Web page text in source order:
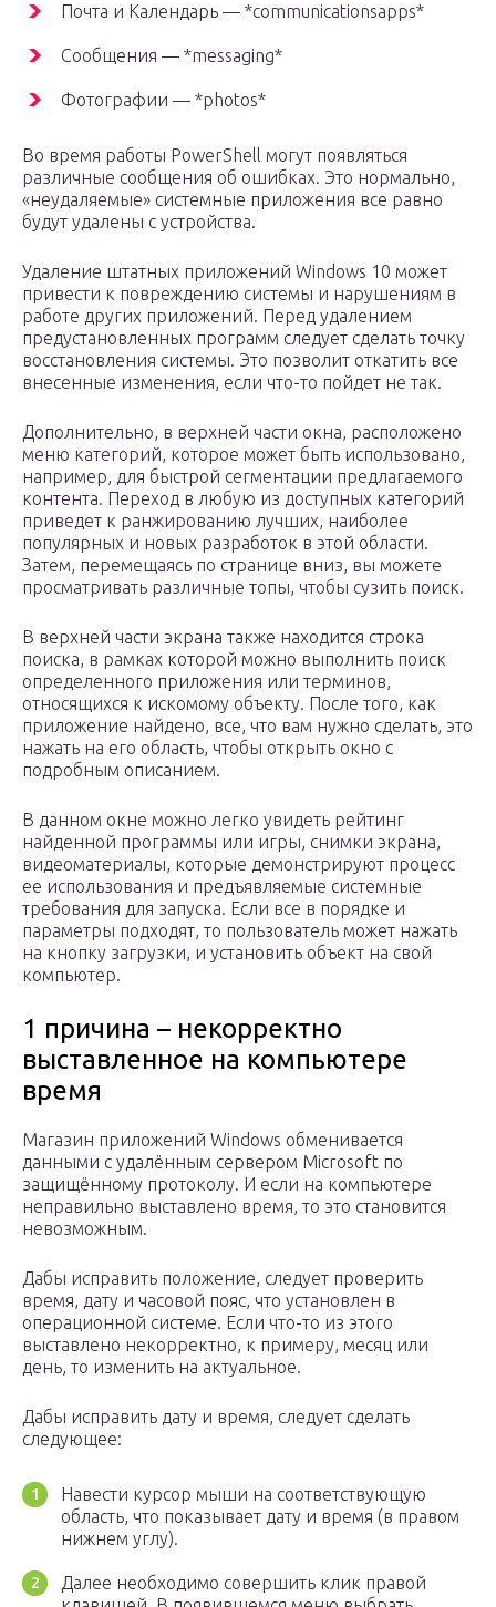
Почта и Календарь — *communicationsapps*
Сообщения — *messaging*
Фотографии — *photos*
Во время работы PowerShell могут появляться
различные сообщения об ошибках. Это нормально,
«неудаляемые» системные приложения все равно
будут удалены с устройства.
Удаление штатных приложений Windows 10 может
привести к повреждению системы и нарушениям в
работе других приложений. Перед удалением
предустановленных программ следует сделать точку
восстановления системы. Это позволит откатить все
внесенные изменения, если что-то пойдет не так.
Дополнительно, в верхней части окна, расположено
меню категорий, которое может быть использовано,
например, для быстрой сегментации предлагаемого
контента. Переход в любую из доступных категорий
приведет к ранжированию лучших, наиболее
популярных и новых разработок в этой области.
Затем, перемещаясь по странице вниз, вы можете
просматривать различные топы, чтобы сузить поиск.
В верхней части экрана также находится строка
поиска, в рамках которой можно выполнить поиск
определенного приложения или терминов,
относящихся к искомому объекту. После того, как
приложение найдено, все, что вам нужно сделать, это
нажать на его область, чтобы открыть окно с
подробным описанием.
В данном окне можно легко увидеть рейтинг
найденной программы или игры, снимки экрана,
видеоматериалы, которые демонстрируют процесс
ее использования и предъявляемые системные
требования для запуска. Если все в порядке и
параметры подходят, то пользователь может нажать
на кнопку загрузки, и установить объект на свой
компьютер.
1 причина – некорректно
выставленное на компьютере
время
Магазин приложений Windows обменивается
данными с удалённым сервером Microsoft по
защищённому протоколу. И если на компьютере
неправильно выставлено время, то это становится
невозможным.
Дабы исправить положение, следует проверить
время, дату и часовой пояс, что установлен в
операционной системе. Если что-то из этого
выставлено некорректно, к примеру, месяц или
день, то изменить на актуальное.
Дабы исправить дату и время, следует сделать
следующее:
Навести курсор мыши на соответствующую
область, что показывает дату и время (в правом
нижнем углу).
Далее необходимо совершить клик правой